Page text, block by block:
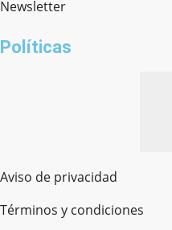
Newsletter
Políticas
Aviso de privacidad
Términos y condiciones